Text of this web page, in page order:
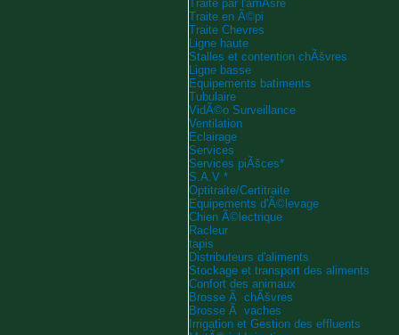
Traite par l'arriÃšre
Traite en Ã©pi
Traite Chevres
Ligne haute
Stalles et contention chÃšvres
Ligne basse
Equipements batiments
Tubulaire
VidÃ©o Surveillance
Ventilation
Eclairage
Services
Services piÃšces*
S.A.V *
Optitraite/Certitraite
Equipements d'Ã©levage
Chien Ã©lectrique
Racleur
tapis
Distributeurs d'aliments
Stockage et transport des aliments
Confort des animaux
Brosse Ã chÃšvres
Brosse Ã vaches
Irrigation et Gestion des effluents